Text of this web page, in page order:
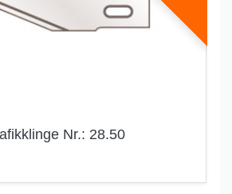
Nr.: 28.50